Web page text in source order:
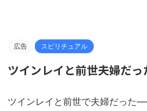
広告 スピリチュアル
ツインレイと前世夫婦だっ
ツインレイと前世で夫婦だった